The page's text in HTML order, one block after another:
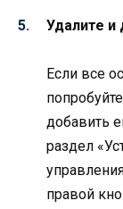
Удалите и
Если все
добавить
раздел
правой